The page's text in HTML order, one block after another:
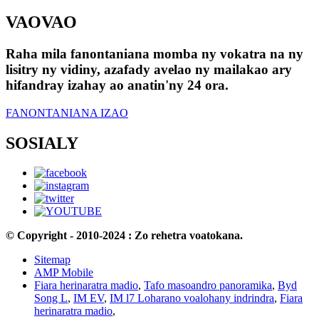
VAOVAO
Raha mila fanontaniana momba ny vokatra na ny
lisitry ny vidiny, azafady avelao ny mailakao ary
hifandray izahay ao anatin'ny 24 ora.
FANONTANIANA IZAO
SOSIALY
© Copyright - 2010-2024 : Zo rehetra voatokana.
Sitemap
AMP Mobile
Fiara herinaratra madio, Tafo masoandro panoramika, Byd
Song L, IM EV, IM l7 Loharano voalohany indrindra, Fiara
herinaratra madio,